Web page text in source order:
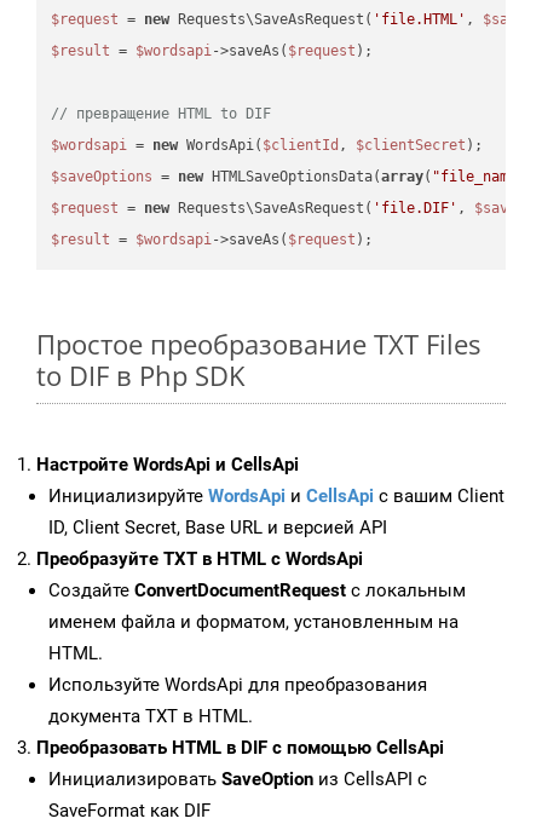
$request = new Requests\SaveAsRequest( 'file.HTML' ,
$result = $wordsapi->saveAs( $request );
// превращение HTML to DIF
$wordsapi = new WordsApi( $clientId , $clientSecret
$saveOptions = new HTMLSaveOptionsData(array( "file_name"
$request = new Requests\SaveAsRequest( 'file.DIF' ,
$result = $wordsapi->saveAs( $request
Простое преобразование TXT Files
to DIF в Php SDK
Настройте WordsApi и CellsApi
Инициализируйте WordsApi и CellsApi с вашим Client
ID, Client Secret, Base URL и версией API
Преобразуйте TXT в HTML с WordsApi
Создайте ConvertDocumentRequest с локальным
именем файла и форматом, установленным на
HTML.
Используйте WordsApi для преобразования
документа TXT в HTML.
Преобразовать HTML в DIF с помощью CellsApi
Инициализировать SaveOption из CellsAPI с
SaveFormat как DIF